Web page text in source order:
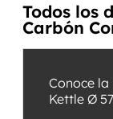
Todos los
Carbón
Conoce
Kettle Ø